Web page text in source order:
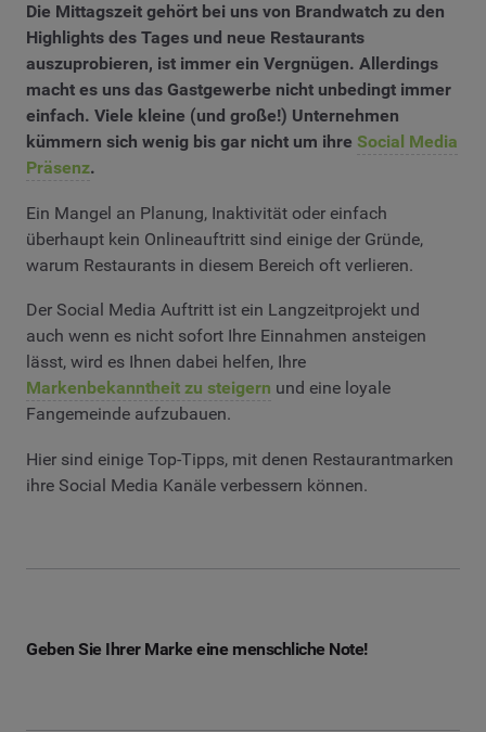
Die Mittagszeit gehört bei uns von Brandwatch zu den
Highlights des Tages und neue Restaurants
auszuprobieren, ist immer ein Vergnügen. Allerdings
macht es uns das Gastgewerbe nicht unbedingt immer
einfach. Viele kleine (und große!) Unternehmen
kümmern sich wenig bis gar nicht um ihre Social Media
Präsenz.
Ein Mangel an Planung, Inaktivität oder einfach
überhaupt kein Onlineauftritt sind einige der Gründe,
warum Restaurants in diesem Bereich oft verlieren.
Der Social Media Auftritt ist ein Langzeitprojekt und
auch wenn es nicht sofort Ihre Einnahmen ansteigen
lässt, wird es Ihnen dabei helfen, Ihre
Markenbekanntheit zu steigern und eine loyale
Fangemeinde aufzubauen.
Hier sind einige Top-Tipps, mit denen Restaurantmarken
ihre Social Media Kanäle verbessern können.
Geben Sie Ihrer Marke eine menschliche Note!